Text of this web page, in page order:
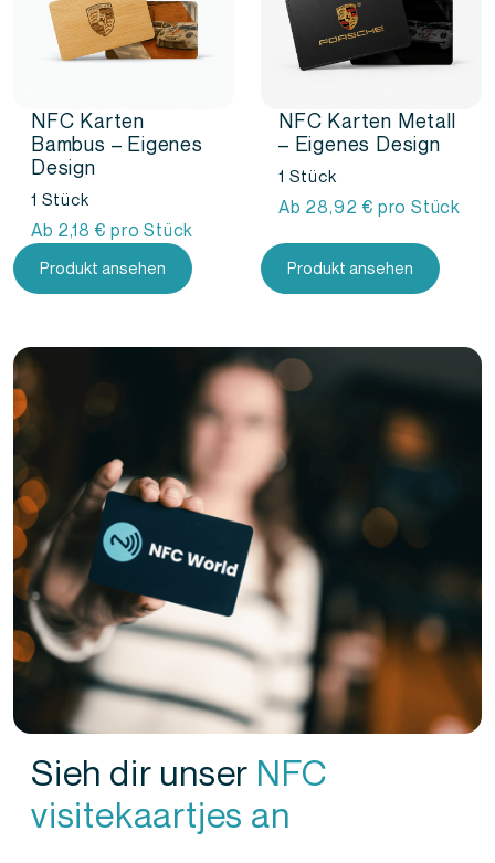
NFC Karten
Bambus – Eigenes
Design
1 Stück
Ab 2,18 € pro Stück
Produkt ansehen
NFC Karten Metall
– Eigenes Design
1 Stück
Ab 28,92 € pro Stück
Produkt ansehen
Sieh dir unser NFC
visitekaartjes an